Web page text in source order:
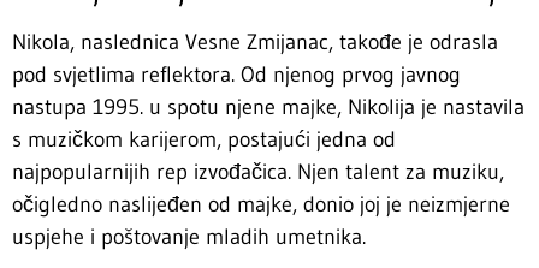
Nikola, naslednica Vesne Zmijanac, takođe je odrasla
pod svjetlima reflektora. Od njenog prvog javnog
nastupa 1995. u spotu njene majke, Nikolija je nastavila
s muzičkom karijerom, postajući jedna od
najpopularnijih rep izvođačica. Njen talent za muziku,
očigledno naslijeđen od majke, donio joj je neizmjerne
uspjehe i poštovanje mladih umetnika.